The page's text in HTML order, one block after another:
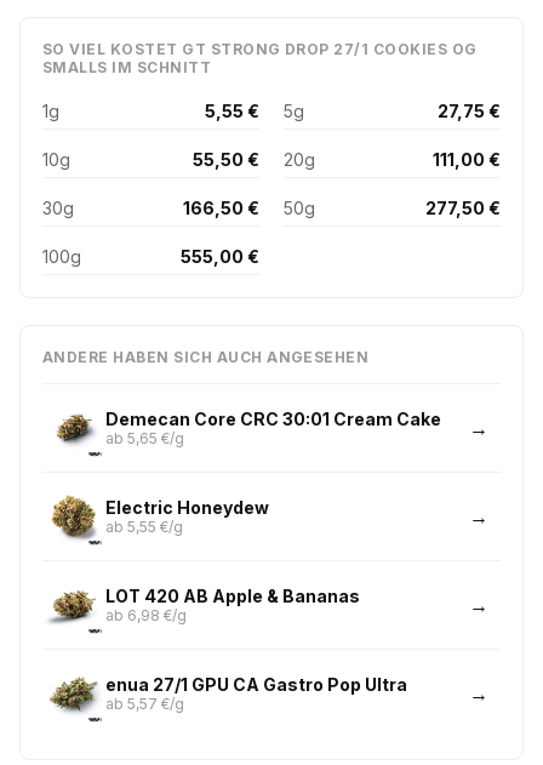
SO VIEL KOSTET GT STRONG DROP 27/1 COOKIES OG
SMALLS IM SCHNITT
1g 5,55 € 5g 27,75 €
10g 55,50 € 20g 111,00 €
30g 166,50 € 50g 277,50 €
100g 555,00 €
ANDERE HABEN SICH AUCH ANGESEHEN
Demecan Core CRC 30:01 Cream Cake
ab 5,65 €/g
Electric Honeydew
ab 5,55 €/g
LOT 420 AB Apple & Bananas
ab 6,98 €/g
enua 27/1 GPU CA Gastro Pop Ultra
ab 5,57 €/g